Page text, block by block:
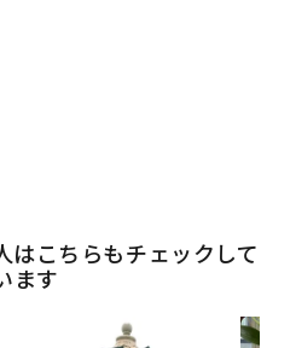
はこちらもチェックして
ます